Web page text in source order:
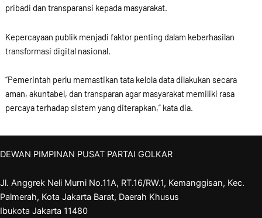
pribadi dan transparansi kepada masyarakat.
Kepercayaan publik menjadi faktor penting dalam keberhasilan
transformasi digital nasional.
“Pemerintah perlu memastikan tata kelola data dilakukan secara
aman, akuntabel, dan transparan agar masyarakat memiliki rasa
percaya terhadap sistem yang diterapkan,” kata dia.
DEWAN PIMPINAN PUSAT PARTAI GOLKAR
Jl. Anggrek Neli Murni No.11A, RT.16/RW.1, Kemanggisan, Kec.
Palmerah, Kota Jakarta Barat, Daerah Khusus
Ibukota Jakarta 11480